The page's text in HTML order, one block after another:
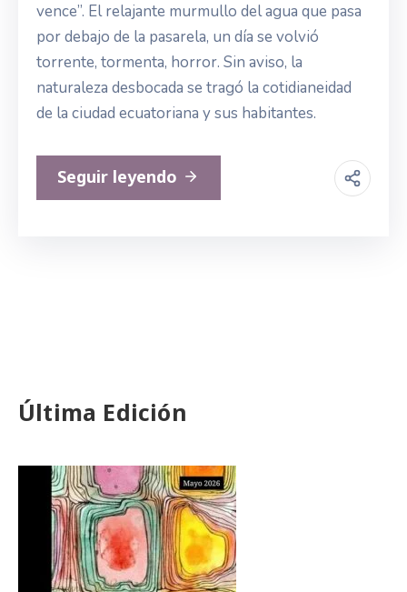
vence”. El relajante murmullo del agua que pasa
por debajo de la pasarela, un día se volvió
torrente, tormenta, horror. Sin aviso, la
naturaleza desbocada se tragó la cotidianeidad
de la ciudad ecuatoriana y sus habitantes.
Seguir leyendo
Última Edición